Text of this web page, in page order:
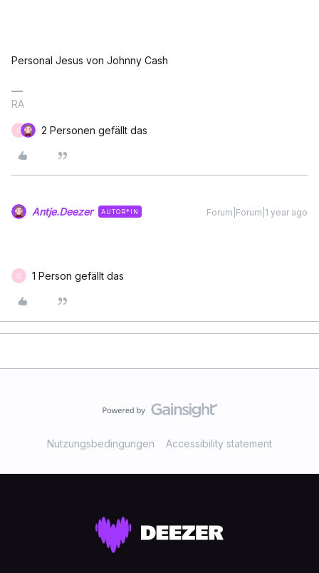
Personal Jesus von Johnny Cash
RA
O 2 Personen gefällt das
Antje.Deezer AUTOR*IN Forum|Forum|1 year ago
O 1 Person gefällt das
Nutzungsbedingungen Accessibility statement